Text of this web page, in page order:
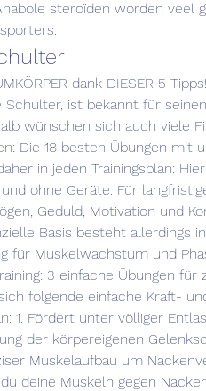
steroïden worden veel
dank DIESER 5
Schulter, ist bekannt für
wünschen sich auch viele
Die 18 besten Übungen mit
in jeden Trainingsplan:
ohne Geräte. Für
Geduld, Motivation und
Basis besteht allerdings
für Muskelwachstum und
3 einfache Übungen für
folgende einfache Kraft-
1. Fördert unter völliger
der körpereigenen
Muskelaufbau um
deine Muskeln gegen